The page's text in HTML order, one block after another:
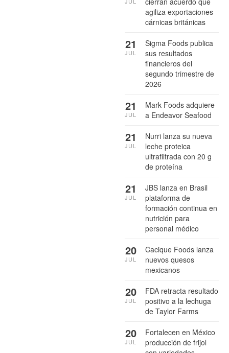
agiliza exportaciones
cárnicas británicas
Sigma Foods publica
sus resultados
financieros del
segundo trimestre de
2026
21
JUL
Mark Foods adquiere
a Endeavor Seafood
21
JUL
Nurri lanza su nueva
leche proteica
ultrafiltrada con 20 g
de proteína
21
JUL
JBS lanza en Brasil
plataforma de
formación continua en
nutrición para
personal médico
21
JUL
Cacique Foods lanza
nuevos quesos
mexicanos
20
JUL
FDA retracta resultado
positivo a la lechuga
de Taylor Farms
20
JUL
Fortalecen en México
producción de frijol
20
JUL